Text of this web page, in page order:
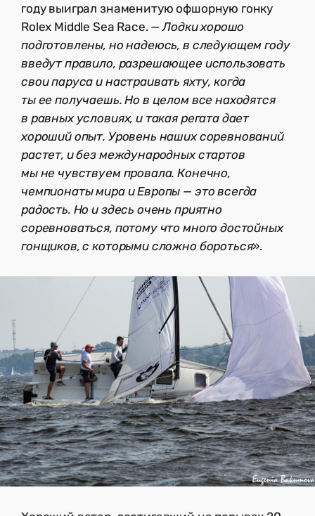
году выиграл знаменитую офшорную гонку
Rolex Middle Sea Race. —Лодки хорошо
подготовлены, но надеюсь, в следующем году
введут правило, разрешающее использовать
свои паруса и настраивать яхту, когда
ты ее получаешь. Но в целом все находятся
в равных условиях, и такая регата дает
хороший опыт. Уровень наших соревнований
растет, и без международных стартов
мы не чувствуем провала. Конечно,
чемпионаты мира и Европы — это всегда
радость. Но и здесь очень приятно
соревноваться, потому что много достойных
гонщиков, с которыми сложно бороться».